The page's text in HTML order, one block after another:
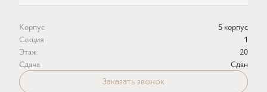
Корпус
5 корпус
Секция
1
Этаж
20
Сдача
Сдан
Заказать звонок